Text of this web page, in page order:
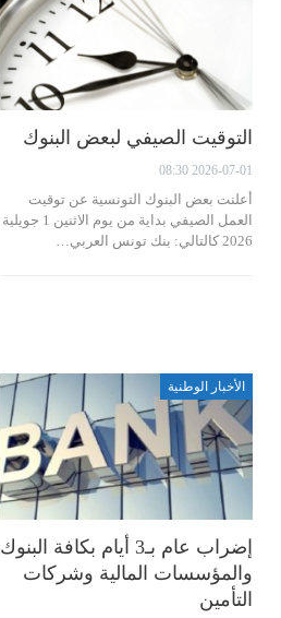
التوقيت الصيفي لبعض البنوك
2026-07-01 08:30
أعلنت بعض البنوك التونسية عن توقيت
العمل الصيفي بداية من يوم الاثنين 1 جويلية
2026 كالتالي: بنك تونس العربي…
الأخبار الوطنية
إضراب عام بـ3 أيام بكافة البنوك
والمؤسسات المالية وشركات
التأمين